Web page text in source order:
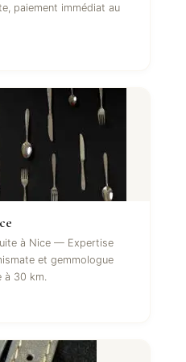
paiement immédiat au
à Nice — Expertise
et gemmologue
à 30 km.